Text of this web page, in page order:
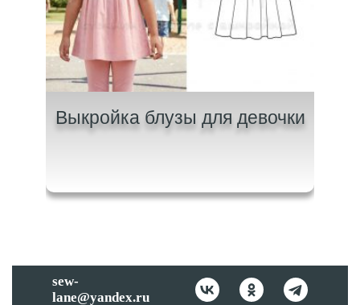
Выкройка блузы для девочки
sew-
lane@yandex.ru